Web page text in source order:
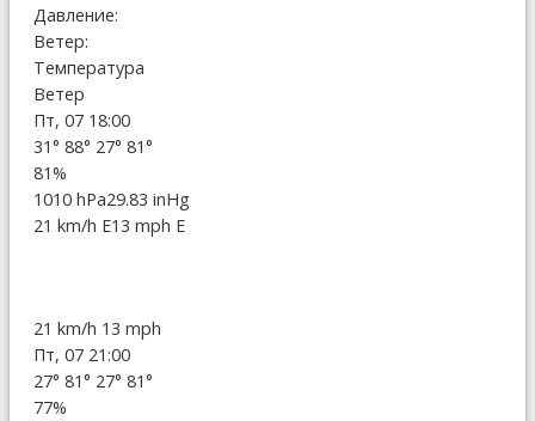
Давление:
Ветер:
Температура
Ветер
Пт, 07 18:00
31° 88° 27° 81°
81%
1010 hPa29.83 inHg
21 km/h E13 mph E
21 km/h 13 mph
Пт, 07 21:00
27° 81° 27° 81°
77%